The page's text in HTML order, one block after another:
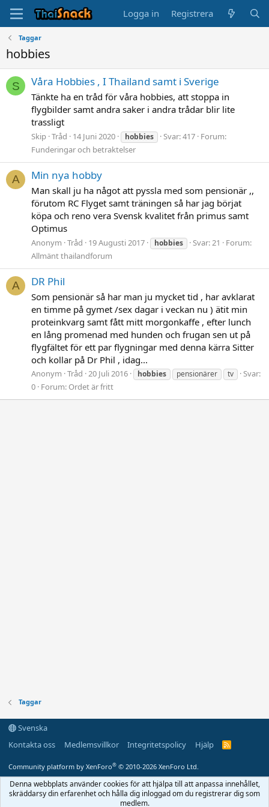
Logga in Registrera
Taggar
hobbies
S Våra Hobbies , I Thailand samt i Sverige
Tänkte ha en tråd för våra hobbies, att stoppa in
flygbilder samt andra saker i andra trådar blir lite
trassligt
Skip Tråd 14 Juni 2020 hobbies Svar: 417 Forum:
Funderingar och betraktelser
A Min nya hobby
Man skall ju ha något att pyssla med som pensionär ,,
förutom RC Flyget samt träningen så har jag börjat
köpa och reno vera Svensk kvalitet från primus samt
Optimus
Anonym Tråd 19 Augusti 2017 hobbies Svar: 21
Forum:
Allmänt thailandforum
A DR Phil
Som pensionär så har man ju mycket tid , har avklarat
en timme på gymet /sex dagar i veckan nu ) ätit min
proteinkvarg samt fått mitt morgonkaffe , efter lunch
en lång promenad med hunden och frugan sen ut på
flygfältet för ett par flygningar med denna kärra Sitter
och kollar på Dr Phil , idag...
Anonym Tråd 20 Juli 2016 hobbies pensionärer tv
Svar:
0 Forum: Ordet är fritt
Taggar
Svenska
Kontakta oss
Medlemsvillkor Integritetspolicy Hjälp
R
Community platform by XenForo® © 2010-2026 XenForo Ltd.
Denna webbplats använder cookies för att hjälpa till att anpassa innehållet,
skräddarsy din erfarenhet och hålla dig inloggad om du registrerar dig som
medlem.